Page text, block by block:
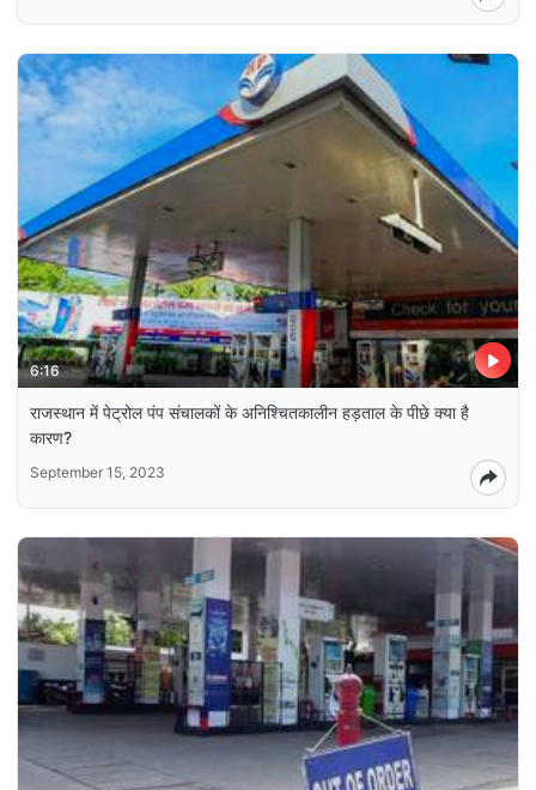
6:16
राजस्थान में पेट्रोल पंप संचालकों के अनिश्चितकालीन हड़ताल के पीछे क्या है
कारण?
September 15, 2023